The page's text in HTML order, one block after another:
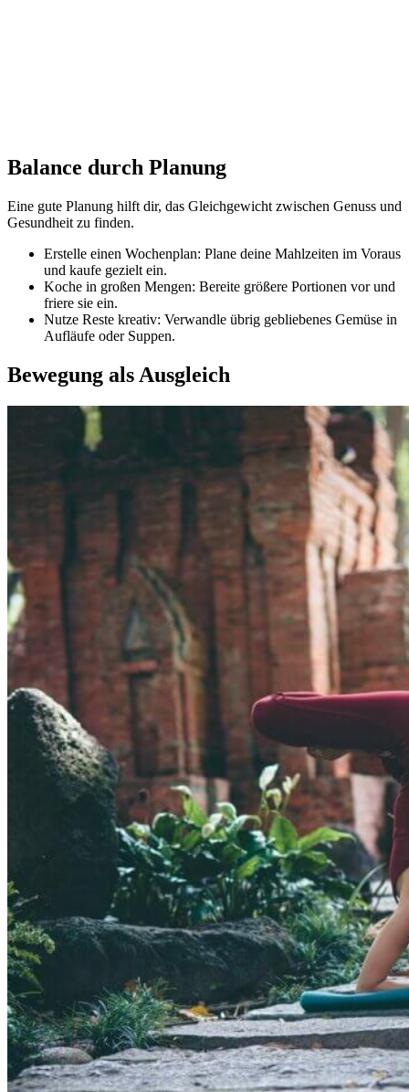
Balance durch Planung
Eine gute Planung hilft dir, das Gleichgewicht zwischen Genuss und
Gesundheit zu finden.
Erstelle einen Wochenplan: Plane deine Mahlzeiten im Voraus
und kaufe gezielt ein.
Koche in großen Mengen: Bereite größere Portionen vor und
friere sie ein.
Nutze Reste kreativ: Verwandle übrig gebliebenes Gemüse in
Aufläufe oder Suppen.
Bewegung als Ausgleich